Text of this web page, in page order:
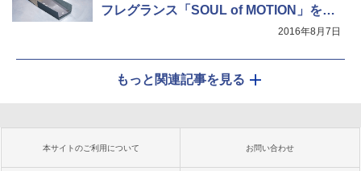
フレグランス「SOUL of MOTION」を初
2016年8月7日
もっと関連記事を見る
本サイトのご利用について お問い合わせ